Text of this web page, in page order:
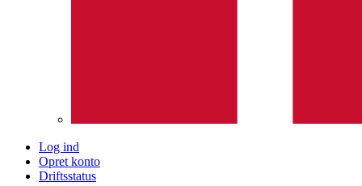
Log ind
Opret konto
Driftsstatus